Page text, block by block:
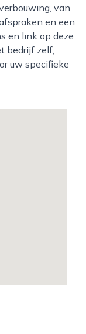
van
en een
en link op deze
bedrijf zelf,
uw specifieke